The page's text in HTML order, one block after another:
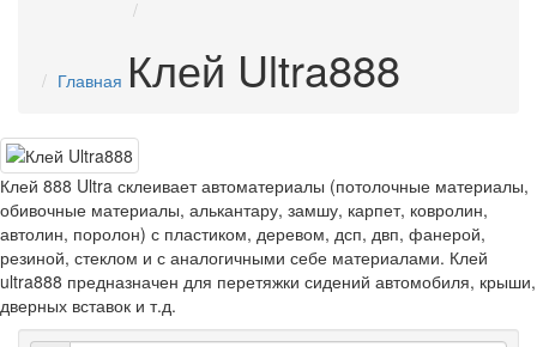
Главная Клей Ultra888
Клей 888 Ultra склеивает автоматериалы (потолочные материалы,
обивочные материалы, алькантару, замшу, карпет, ковролин,
автолин, поролон) с пластиком, деревом, дсп, двп, фанерой,
резиной, стеклом и с аналогичными себе материалами. Клей
ultra888 предназначен для перетяжки сидений автомобиля, крыши,
дверных вставок и т.д.